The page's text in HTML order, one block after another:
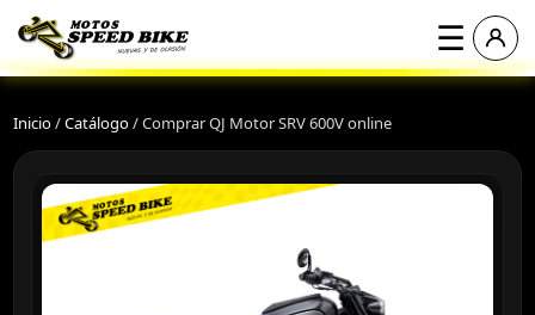
☰
Inicio/Catálogo/Comprar QJ Motor SRV 600V online